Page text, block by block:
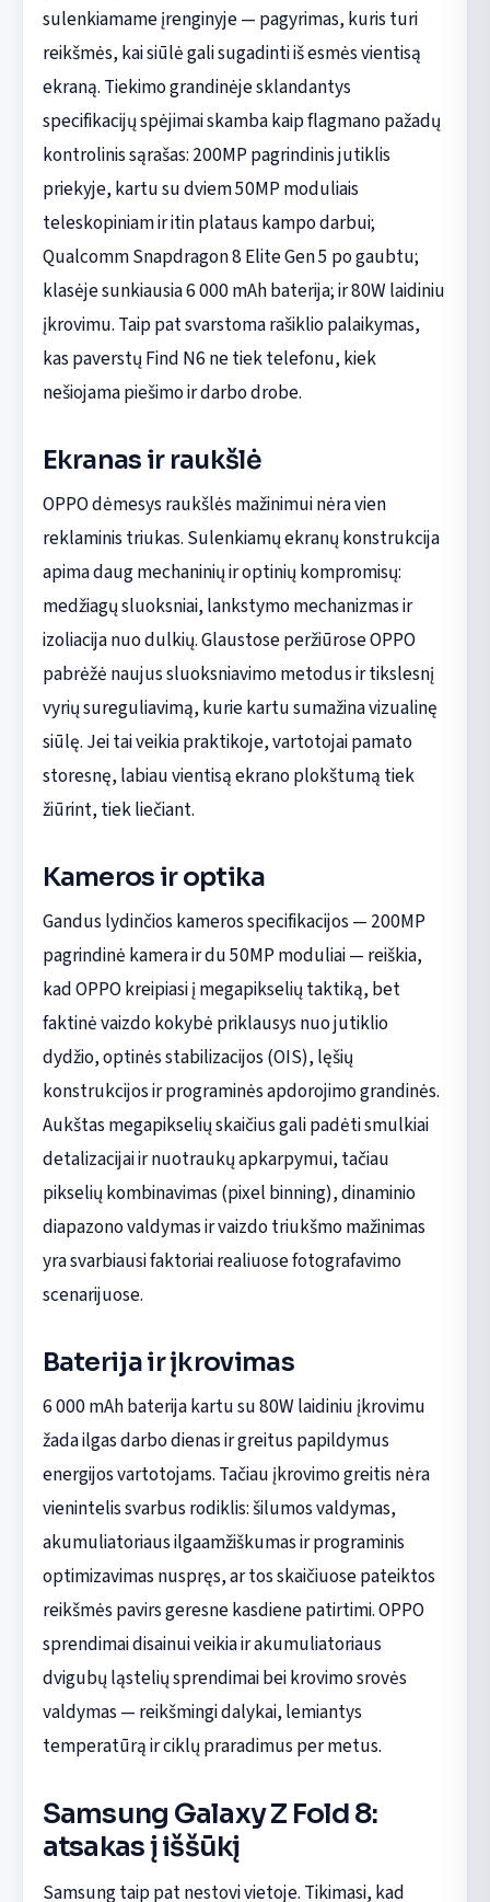
sulenkiamame įrenginyje — pagyrimas, kuris turi
reikšmės, kai siūlė gali sugadinti iš esmės vientisą
ekraną. Tiekimo grandinėje sklandantys
specifikacijų spėjimai skamba kaip flagmano pažadų
kontrolinis sąrašas: 200MP pagrindinis jutiklis
priekyje, kartu su dviem 50MP moduliais
teleskopiniam ir itin plataus kampo darbui;
Qualcomm Snapdragon 8 Elite Gen 5 po gaubtu;
klasėje sunkiausia 6 000 mAh baterija; ir 80W laidiniu
įkrovimu. Taip pat svarstoma rašiklio palaikymas,
kas paverstų Find N6 ne tiek telefonu, kiek
nešiojama piešimo ir darbo drobe.
Ekranas ir raukšlė
OPPO dėmesys raukšlės mažinimui nėra vien
reklaminis triukas. Sulenkiamų ekranų konstrukcija
apima daug mechaninių ir optinių kompromisų:
medžiagų sluoksniai, lankstymo mechanizmas ir
izoliacija nuo dulkių. Glaustose peržiūrose OPPO
pabrėžė naujus sluoksniavimo metodus ir tikslesnį
vyrių sureguliavimą, kurie kartu sumažina vizualinę
siūlę. Jei tai veikia praktikoje, vartotojai pamato
storesnę, labiau vientisą ekrano plokštumą tiek
žiūrint, tiek liečiant.
Kameros ir optika
Gandus lydinčios kameros specifikacijos — 200MP
pagrindinė kamera ir du 50MP moduliai — reiškia,
kad OPPO kreipiasi į megapikselių taktiką, bet
faktinė vaizdo kokybė priklausys nuo jutiklio
dydžio, optinės stabilizacijos (OIS), lęšių
konstrukcijos ir programinės apdorojimo grandinės.
Aukštas megapikselių skaičius gali padėti smulkiai
detalizacijai ir nuotraukų apkarpymui, tačiau
pikselių kombinavimas (pixel binning), dinaminio
diapazono valdymas ir vaizdo triukšmo mažinimas
yra svarbiausi faktoriai realiuose fotografavimo
scenarijuose.
Baterija ir įkrovimas
6 000 mAh baterija kartu su 80W laidiniu įkrovimu
žada ilgas darbo dienas ir greitus papildymus
energijos vartotojams. Tačiau įkrovimo greitis nėra
vienintelis svarbus rodiklis: šilumos valdymas,
akumuliatoriaus ilgaamžiškumas ir programinis
optimizavimas nuspręs, ar tos skaičiuose pateiktos
reikšmės pavirs geresne kasdiene patirtimi. OPPO
sprendimai disainui veikia ir akumuliatoriaus
dvigubų ląstelių sprendimai bei krovimo srovės
valdymas — reikšmingi dalykai, lemiantys
temperatūrą ir ciklų praradimus per metus.
Samsung Galaxy Z Fold 8:
atsakas į iššūkį
Samsung taip pat nestovi vietoje. Tikimasi, kad